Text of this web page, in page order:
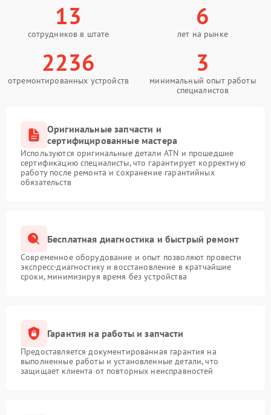
13
сотрудников в штате
6
лет на рынке
2236
отремонтированных устройств
3
минимальный опыт работы
специалистов
Оригинальные запчасти и
сертифицированные мастера
Используются оригинальные детали ATN и прошедшие
сертификацию специалисты, что гарантирует корректную
работу после ремонта и сохранение гарантийных
обязательств
Бесплатная диагностика и быстрый ремонт
Современное оборудование и опыт позволяют провести
экспресс-диагностику и восстановление в кратчайшие
сроки, минимизируя время без устройства
Гарантия на работы и запчасти
Предоставляется документированная гарантия на
выполненные работы и установленные детали, что
защищает клиента от повторных неисправностей